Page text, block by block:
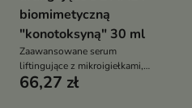
biomimetyczną
"konotoksyną" 30 ml
Zaawansowane serum
liftingujące z mikroigiełkami,
które intensywnie wygładza,
66,27 zł